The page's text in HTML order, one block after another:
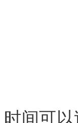
时间可